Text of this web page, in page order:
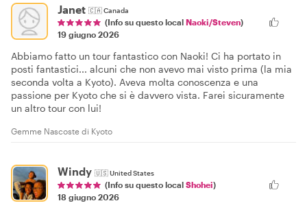
Janet 🇨🇦Canada
(Info su questo local Naoki/Steven)
19 giugno 2026
Abbiamo fatto un tour fantastico con Naoki! Ci ha portato in
posti fantastici... alcuni che non avevo mai visto prima (la mia
seconda volta a Kyoto). Aveva molta conoscenza e una
passione per Kyoto che si è davvero vista. Farei sicuramente
un altro tour con lui!
Gemme Nascoste di Kyoto
Windy 🇺🇸United States
(Info su questo local Shohei)
18 giugno 2026